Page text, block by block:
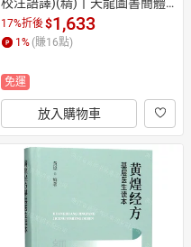
字專賣店丨9787513261111 (tl
2605)
17%折後$1,633
1 % (賺16點)
免運
放入購物車